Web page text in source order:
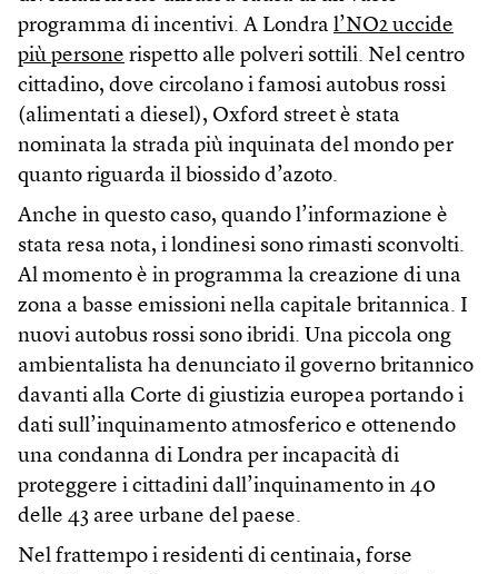
programma di incentivi. A Londra l’NO2 uccide
più persone rispetto alle polveri sottili. Nel centro
cittadino, dove circolano i famosi autobus rossi
(alimentati a diesel), Oxford street è stata
nominata la strada più inquinata del mondo per
quanto riguarda il biossido d’azoto.
Anche in questo caso, quando l’informazione è
stata resa nota, i londinesi sono rimasti sconvolti.
Al momento è in programma la creazione di una
zona a basse emissioni nella capitale britannica. I
nuovi autobus rossi sono ibridi. Una piccola ong
ambientalista ha denunciato il governo britannico
davanti alla Corte di giustizia europea portando i
dati sull’inquinamento atmosferico e ottenendo
una condanna di Londra per incapacità di
proteggere i cittadini dall’inquinamento in 40
delle 43 aree urbane del paese.
Nel frattempo i residenti di centinaia, forse